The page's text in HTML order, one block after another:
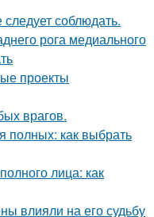
соблюдать.
рога медиального
проекты
врагов.
полных: как выбрать
лица: как
влияли на его судьбу